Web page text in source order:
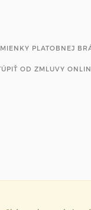
PLATOBNEJ
OD ZMLUVY